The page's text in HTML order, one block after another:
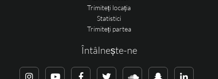
Trimiteți locația
Statistici
Trimiteți partea
Întâlnește-ne